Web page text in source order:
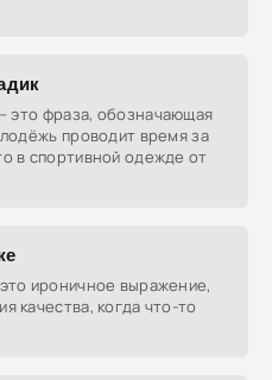
это фраза, обозначающая
проводит время за
в спортивной одежде от
ироничное выражение,
качества, когда что-то